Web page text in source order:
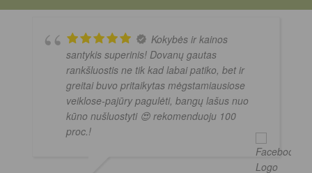
Kokybės ir kainos
santykis superinis! Dovanų gautas
rankšluostis ne tik kad labai patiko, bet ir
greitai buvo pritaikytas mėgstamiausiose
veiklose-pajūry pagulėti, bangų lašus nuo
kūno nušluostyti 😍 rekomenduoju 100
proc.!